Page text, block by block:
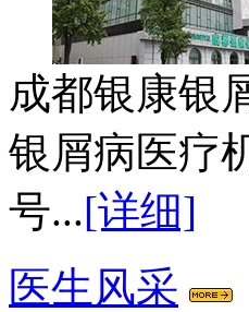
成都银康银
银屑病医疗
号...[详细]
医生风采